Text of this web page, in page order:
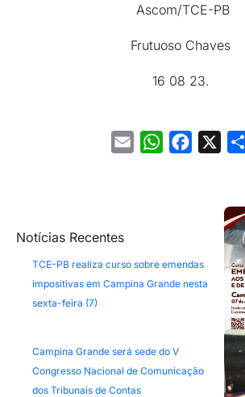
Ascom/TCE-PB
Frutuoso Chaves
16 08 23.
Email WhatsAppFacebook
Notícias Recentes
TCE-PB realiza curso sobre emendas
impositivas em Campina Grande nesta
sexta-feira (7)
Campina Grande será sede do V
Congresso Nacional de Comunicação
dos Tribunais de Contas